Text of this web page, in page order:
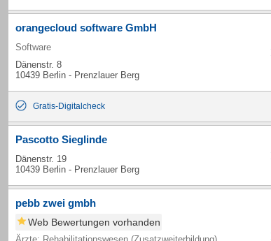
orangecloud software GmbH
Software
Dänenstr. 8
10439 Berlin - Prenzlauer Berg
Gratis-Digitalcheck
Pascotto Sieglinde
Dänenstr. 19
10439 Berlin - Prenzlauer Berg
pebb zwei gmbh
Web Bewertungen vorhanden